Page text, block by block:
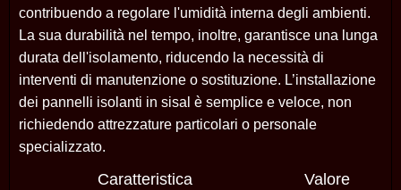
contribuendo a regolare l'umidità interna degli ambienti.
La sua durabilità nel tempo, inoltre, garantisce una lunga
durata dell'isolamento, riducendo la necessità di
interventi di manutenzione o sostituzione. L’installazione
dei pannelli isolanti in sisal è semplice e veloce, non
richiedendo attrezzature particolari o personale
specializzato.
Caratteristica
Valore